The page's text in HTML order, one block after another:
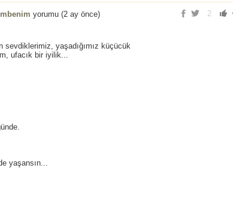
2
yorumu (2 ay önce)
sevdiklerimiz, yaşadığımız küçücük
ufacık bir iyilik...
yaşansın...